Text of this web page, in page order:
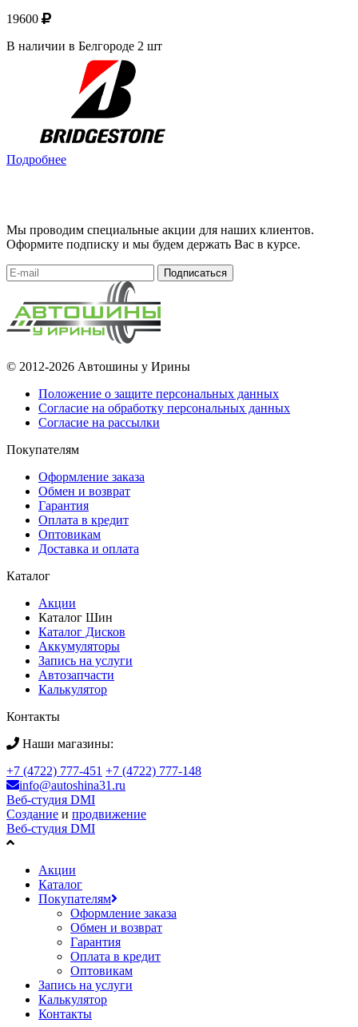
19600
В наличии в Белгороде 2 шт
Подробнее
Мы проводим специальные акции для наших клиентов.
Оформите подписку и мы будем держать Вас в курсе.
Подписаться
© 2012-2026 Автошины у Ирины
Положение о защите персональных данных
Согласие на обработку персональных данных
Согласие на рассылки
Покупателям
Оформление заказа
Обмен и возврат
Гарантия
Оплата в кредит
Оптовикам
Доставка и оплата
Каталог
Акции
Каталог Шин
Каталог Дисков
Аккумуляторы
Запись на услуги
Автозапчасти
Калькулятор
Контакты
Наши магазины:
+7 (4722) 777-451 +7 (4722) 777-148
info@autoshina31.ru
Веб-студия DMI
Создание и продвижение
Веб-студия DMI
Акции
Каталог
Покупателям
Оформление заказа
Обмен и возврат
Гарантия
Оплата в кредит
Оптовикам
Запись на услуги
Калькулятор
Контакты